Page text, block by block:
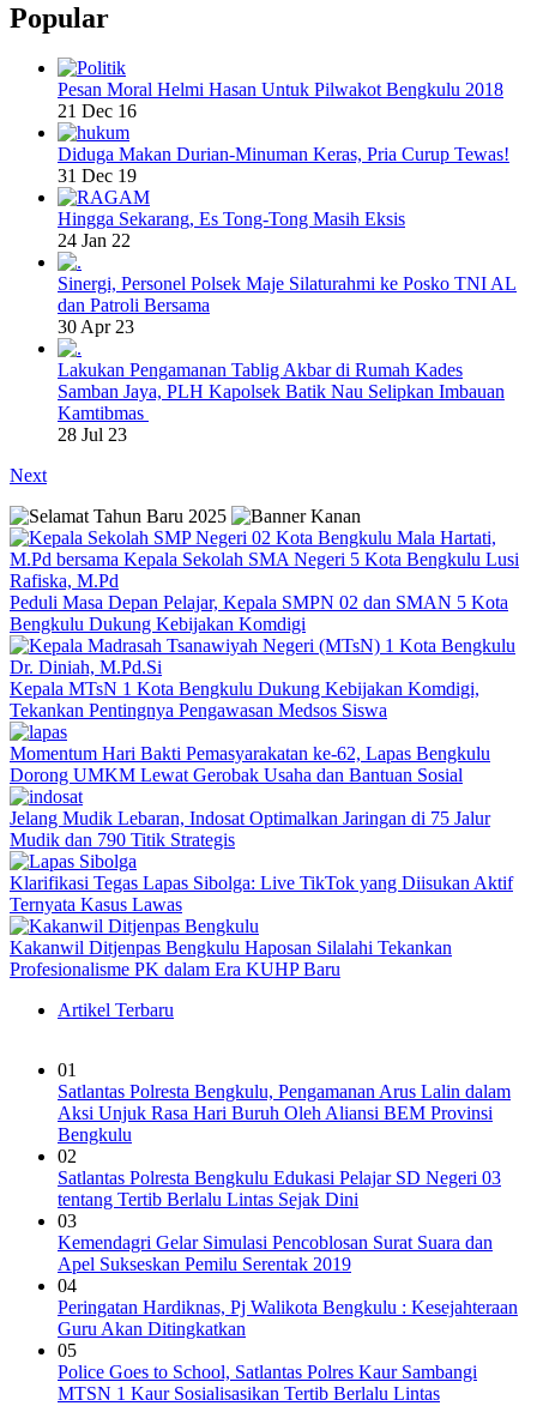
Popular
Pesan Moral Helmi Hasan Untuk Pilwakot Bengkulu 2018
21 Dec 16
Diduga Makan Durian-Minuman Keras, Pria Curup Tewas!
31 Dec 19
Hingga Sekarang, Es Tong-Tong Masih Eksis
24 Jan 22
Sinergi, Personel Polsek Maje Silaturahmi ke Posko TNI AL
dan Patroli Bersama
30 Apr 23
Lakukan Pengamanan Tablig Akbar di Rumah Kades
Samban Jaya, PLH Kapolsek Batik Nau Selipkan Imbauan
Kamtibmas
28 Jul 23
Next
Peduli Masa Depan Pelajar, Kepala SMPN 02 dan SMAN 5 Kota
Bengkulu Dukung Kebijakan Komdigi
Kepala MTsN 1 Kota Bengkulu Dukung Kebijakan Komdigi,
Tekankan Pentingnya Pengawasan Medsos Siswa
Momentum Hari Bakti Pemasyarakatan ke-62, Lapas Bengkulu
Dorong UMKM Lewat Gerobak Usaha dan Bantuan Sosial
Jelang Mudik Lebaran, Indosat Optimalkan Jaringan di 75 Jalur
Mudik dan 790 Titik Strategis
Klarifikasi Tegas Lapas Sibolga: Live TikTok yang Diisukan Aktif
Ternyata Kasus Lawas
Kakanwil Ditjenpas Bengkulu Haposan Silalahi Tekankan
Profesionalisme PK dalam Era KUHP Baru
Artikel Terbaru
01
Satlantas Polresta Bengkulu, Pengamanan Arus Lalin dalam
Aksi Unjuk Rasa Hari Buruh Oleh Aliansi BEM Provinsi
Bengkulu
02
Satlantas Polresta Bengkulu Edukasi Pelajar SD Negeri 03
tentang Tertib Berlalu Lintas Sejak Dini
03
Kemendagri Gelar Simulasi Pencoblosan Surat Suara dan
Apel Sukseskan Pemilu Serentak 2019
04
Peringatan Hardiknas, Pj Walikota Bengkulu : Kesejahteraan
Guru Akan Ditingkatkan
05
Police Goes to School, Satlantas Polres Kaur Sambangi
MTSN 1 Kaur Sosialisasikan Tertib Berlalu Lintas